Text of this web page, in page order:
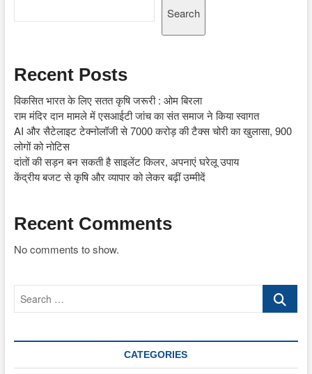
Search
Recent Posts
विकसित भारत के लिए सतत कृषि जरूरी : ओम बिरला
राम मंदिर दान मामले में एसआईटी जांच का संत समाज ने किया स्वागत
AI और सैटेलाइट टेक्नोलॉजी से 7000 करोड़ की टैक्स चोरी का खुलासा, 900
लोगों को नोटिस
दांतों की सड़न बन सकती है साइलेंट किलर, अपनाएं घरेलू उपाय
केंद्रीय बजट से कृषि और व्यापार को लेकर बढ़ीं उम्मीदें
Recent Comments
No comments to show.
Search
CATEGORIES